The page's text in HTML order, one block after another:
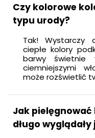
Czy kolorowe
typu urody?
Tak! Wystarczy
ciepłe kolory
barwy świetnie
ciemniejszymi
może rozświetlić
Jak
długo wyglądały